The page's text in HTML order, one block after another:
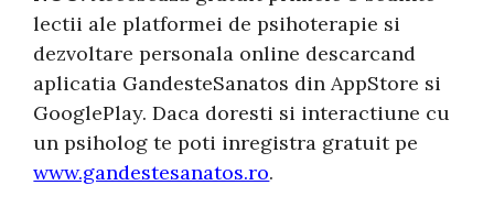
lectii ale platformei de psihoterapie si
dezvoltare personala online descarcand
aplicatia GandesteSanatos din AppStore si
GooglePlay. Daca doresti si interactiune cu
un psiholog te poti inregistra gratuit pe
www.gandestesanatos.ro.